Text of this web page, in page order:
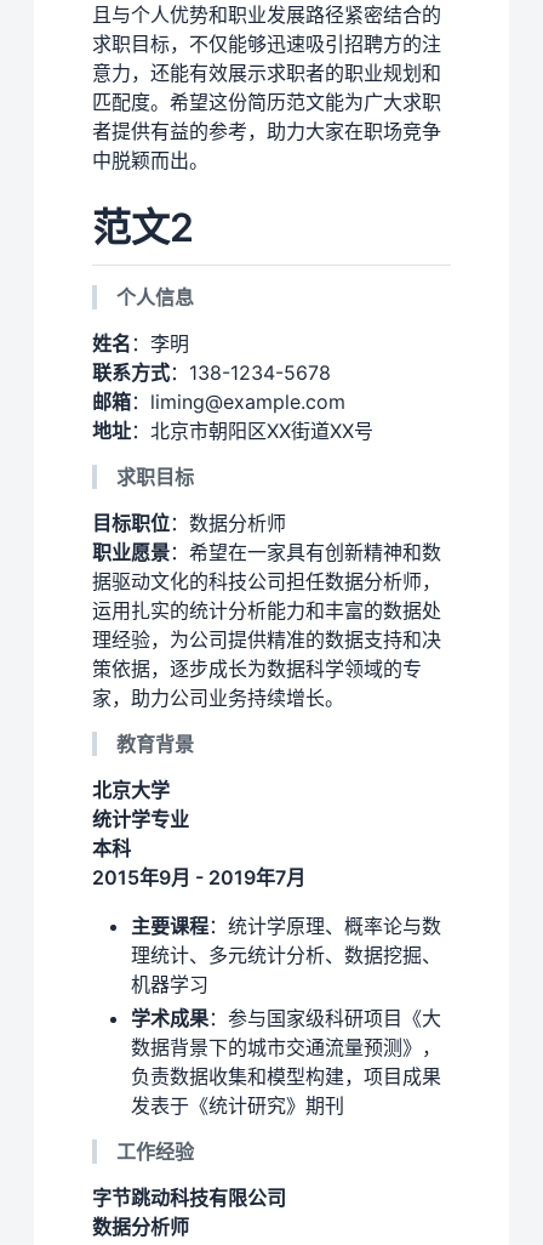
且与个人优势和职业发展路径紧密结合的
求职目标，不仅能够迅速吸引招聘方的注
意力，还能有效展示求职者的职业规划和
匹配度。希望这份简历范文能为广大求职
者提供有益的参考，助力大家在职场竞争
中脱颖而出。
范文2
个人信息
姓名 ：李明
联系方式：138-1234-5678
邮箱：liming@example.com
地址：北京市朝阳区XX街道XX号
求职目标
目标职位：数据分析师
职业愿景：希望在一家具有创新精神和数
据驱动文化的科技公司担任数据分析师，
运用扎实的统计分析能力和丰富的数据处
理经验，为公司提供精准的数据支持和决
策依据，逐步成长为数据科学领域的专
家，助力公司业务持续增长。
教育背景
北京大学
统计学专业
本科
2015年9月 - 2019年7月
主要课程：统计学原理、概率论与数
理统计、多元统计分析、数据挖掘、
机器学习
学术成果：参与国家级科研项目《大
数据背景下的城市交通流量预测》，
负责数据收集和模型构建，项目成果
发表于《统计研究》期刊
工作经验
字节跳动科技有限公司
数据分析师